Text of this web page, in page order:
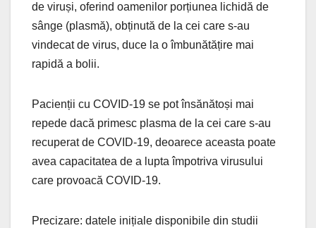
de viruși, oferind oamenilor porțiunea lichidă de
sânge (plasmă), obținută de la cei care s-au
vindecat de virus, duce la o îmbunătățire mai
rapidă a bolii.
Pacienții cu COVID-19 se pot însănătoși mai
repede dacă primesc plasma de la cei care s-au
recuperat de COVID-19, deoarece aceasta poate
avea capacitatea de a lupta împotriva virusului
care provoacă COVID-19.
Precizare: datele inițiale disponibile din studii